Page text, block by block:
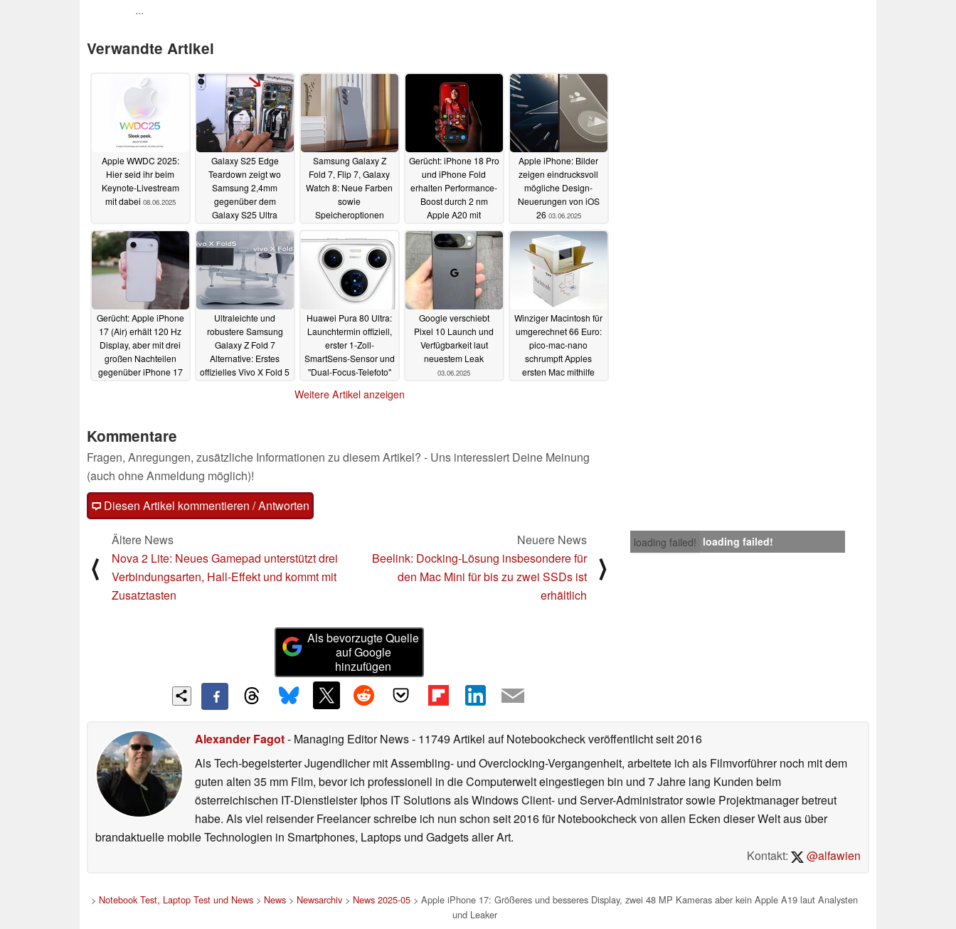
...
Verwandte Artikel
Apple WWDC 2025:
Hier seid ihr beim
Keynote-Livestream
mit dabei 08.06.2025
Galaxy S25 Edge
Teardown zeigt wo
Samsung 2,4mm
gegenüber dem
Galaxy S25 Ultra
04.06.2025
Samsung Galaxy Z
Fold 7, Flip 7, Galaxy
Watch 8: Neue Farben
sowie
Speicheroptionen
Gerücht: iPhone 18 Pro
und iPhone Fold
erhalten Performance-
Boost durch 2 nm
Apple A20 mit
03.06.2025
Apple iPhone: Bilder
zeigen eindrucksvoll
mögliche Design-
Neuerungen von iOS
26 03.06.2025
Gerücht: Apple iPhone
17 (Air) erhält 120 Hz
Display, aber mit drei
großen Nachteilen
gegenüber iPhone 17
Ultraleichte und
robustere Samsung
Galaxy Z Fold 7
Alternative: Erstes
offizielles Vivo X Fold 5
Huawei Pura 80 Ultra:
Launchtermin offiziell,
erster 1-Zoll-
SmartSens-Sensor und
"Dual-Focus-Telefoto"
Google verschiebt
Pixel 10 Launch und
Verfügbarkeit laut
neuestem Leak
03.06.2025
Winziger Macintosh für
umgerechnet 66 Euro:
pico-mac-nano
schrumpft Apples
ersten Mac mithilfe
Weitere Artikel anzeigen
Kommentare
Fragen, Anregungen, zusätzliche Informationen zu diesem Artikel? - Uns interessiert Deine Meinung
(auch ohne Anmeldung möglich)!
Diesen Artikel kommentieren / Antworten
loading failed! loading failed!
⟨
Ältere News
Nova 2 Lite: Neues Gamepad unterstützt drei
Verbindungsarten, Hall-Effekt und kommt mit
Zusatztasten
Neuere News
Beelink: Docking-Lösung insbesondere für
den Mac Mini für bis zu zwei SSDs ist
erhältlich
⟩
Als bevorzugte Quelle
auf Google
hinzufügen
Alexander Fagot- Managing Editor News- 11749 Artikel auf Notebookcheck veröffentlichtseit 2016
Als Tech-begeisterter Jugendlicher mit Assembling- und Overclocking-Vergangenheit, arbeitete ich als Filmvorführer noch mit dem
guten alten 35 mm Film, bevor ich professionell in die Computerwelt eingestiegen bin und 7 Jahre lang Kunden beim
österreichischen IT-Dienstleister Iphos IT Solutions als Windows Client- und Server-Administrator sowie Projektmanager betreut
habe. Als viel reisender Freelancer schreibe ich nun schon seit 2016 für Notebookcheck von allen Ecken dieser Welt aus über
brandaktuelle mobile Technologien in Smartphones, Laptops und Gadgets aller Art.
Kontakt:
@alfawien
> Notebook Test, Laptop Test und News > News > Newsarchiv > News 2025-05 > Apple iPhone 17: Größeres und besseres Display, zwei 48 MP Kameras aber kein Apple A19 laut Analysten
und Leaker